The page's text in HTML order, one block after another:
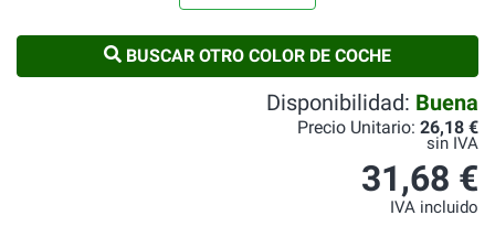
BUSCAR OTRO COLOR DE COCHE
Disponibilidad: Buena
Precio Unitario: 26,18 €
sin IVA
31,68 €
IVA incluido